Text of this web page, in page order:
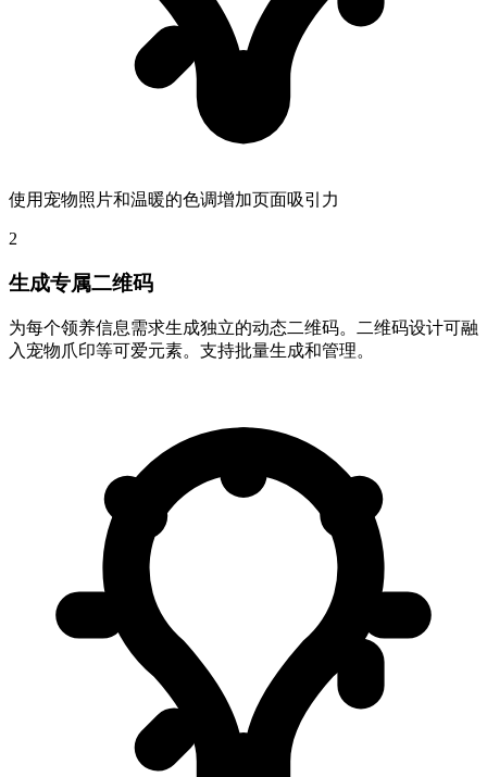
使用宠物照片和温暖的色调增加页面吸引力
2
生成专属二维码
为每个领养信息需求生成独立的动态二维码。二维码设计可融
入宠物爪印等可爱元素。支持批量生成和管理。